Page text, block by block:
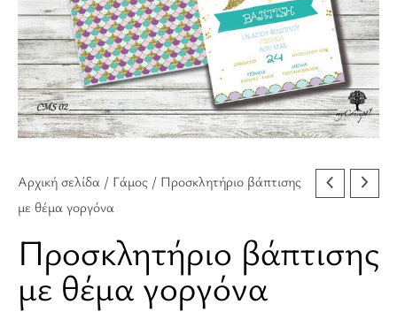
Αρχική σελίδα / Γάμος / Προσκλητήριο βάπτισης
με θέμα γοργόνα
Προσκλητήριο βάπτισης
με θέμα γοργόνα
ποσότητα